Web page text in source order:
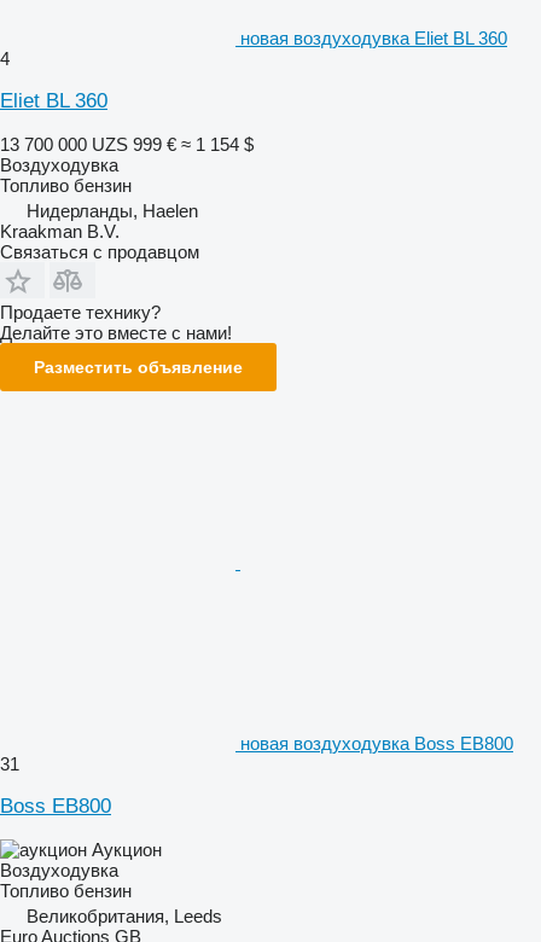
новая воздуходувка Eliet BL 360
4
Eliet BL 360
13 700 000 UZS 999 € ≈ 1 154 $
Воздуходувка
Топливо бензин
Нидерланды, Haelen
Kraakman B.V.
Связаться с продавцом
Продаете технику?
Делайте это вместе с нами!
Разместить объявление
новая воздуходувка Boss EB800
31
Boss EB800
Аукцион
Воздуходувка
Топливо бензин
Великобритания, Leeds
Euro Auctions GB